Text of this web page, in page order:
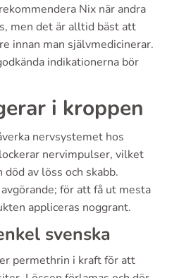
Nix när andra
men det är alltid bäst att
innan man självmedicinerar.
indikationerna bör
i kroppen
nervsystemet hos
nervimpulser, vilket
av löss och skabb.
för att få ut mesta
appliceras noggrant.
svenska
permethrin i kraft för att